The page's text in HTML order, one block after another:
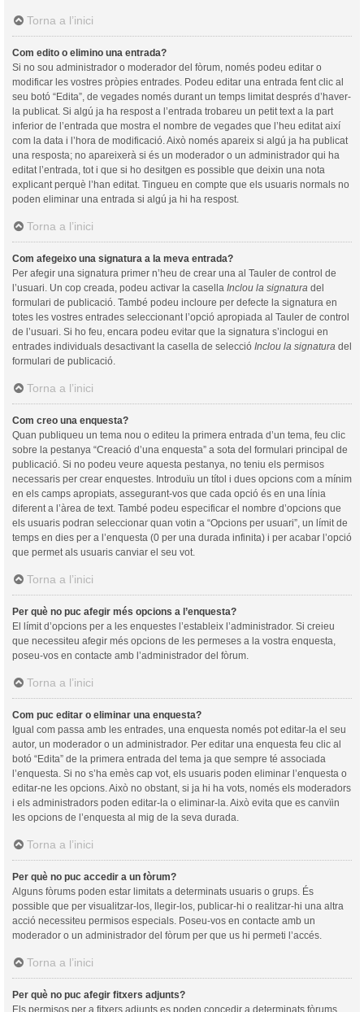
Torna a l’inici
Com edito o elimino una entrada?
Si no sou administrador o moderador del fòrum, només podeu editar o
modificar les vostres pròpies entrades. Podeu editar una entrada fent clic al
seu botó “Edita”, de vegades només durant un temps limitat després d’haver-
la publicat. Si algú ja ha respost a l’entrada trobareu un petit text a la part
inferior de l’entrada que mostra el nombre de vegades que l’heu editat així
com la data i l’hora de modificació. Això només apareix si algú ja ha publicat
una resposta; no apareixerà si és un moderador o un administrador qui ha
editat l’entrada, tot i que si ho desitgen es possible que deixin una nota
explicant perquè l’han editat. Tingueu en compte que els usuaris normals no
poden eliminar una entrada si algú ja hi ha respost.
Torna a l’inici
Com afegeixo una signatura a la meva entrada?
Per afegir una signatura primer n’heu de crear una al Tauler de control de
l’usuari. Un cop creada, podeu activar la casella Inclou la signatura del
formulari de publicació. També podeu incloure per defecte la signatura en
totes les vostres entrades seleccionant l’opció apropiada al Tauler de control
de l’usuari. Si ho feu, encara podeu evitar que la signatura s’inclogui en
entrades individuals desactivant la casella de selecció Inclou la signatura del
formulari de publicació.
Torna a l’inici
Com creo una enquesta?
Quan publiqueu un tema nou o editeu la primera entrada d’un tema, feu clic
sobre la pestanya “Creació d’una enquesta” a sota del formulari principal de
publicació. Si no podeu veure aquesta pestanya, no teniu els permisos
necessaris per crear enquestes. Introduïu un títol i dues opcions com a mínim
en els camps apropiats, assegurant-vos que cada opció és en una línia
diferent a l’àrea de text. També podeu especificar el nombre d’opcions que
els usuaris podran seleccionar quan votin a “Opcions per usuari”, un límit de
temps en dies per a l’enquesta (0 per una durada infinita) i per acabar l’opció
que permet als usuaris canviar el seu vot.
Torna a l’inici
Per què no puc afegir més opcions a l’enquesta?
El límit d’opcions per a les enquestes l’estableix l’administrador. Si creieu
que necessiteu afegir més opcions de les permeses a la vostra enquesta,
poseu-vos en contacte amb l’administrador del fòrum.
Torna a l’inici
Com puc editar o eliminar una enquesta?
Igual com passa amb les entrades, una enquesta només pot editar-la el seu
autor, un moderador o un administrador. Per editar una enquesta feu clic al
botó “Edita” de la primera entrada del tema ja que sempre té associada
l’enquesta. Si no s’ha emès cap vot, els usuaris poden eliminar l’enquesta o
editar-ne les opcions. Això no obstant, si ja hi ha vots, només els moderadors
i els administradors poden editar-la o eliminar-la. Això evita que es canvïin
les opcions de l’enquesta al mig de la seva durada.
Torna a l’inici
Per què no puc accedir a un fòrum?
Alguns fòrums poden estar limitats a determinats usuaris o grups. És
possible que per visualitzar-los, llegir-los, publicar-hi o realitzar-hi una altra
acció necessiteu permisos especials. Poseu-vos en contacte amb un
moderador o un administrador del fòrum per que us hi permeti l’accés.
Torna a l’inici
Per què no puc afegir fitxers adjunts?
Els permisos per a fitxers adjunts es poden concedir a determinats fòrums,